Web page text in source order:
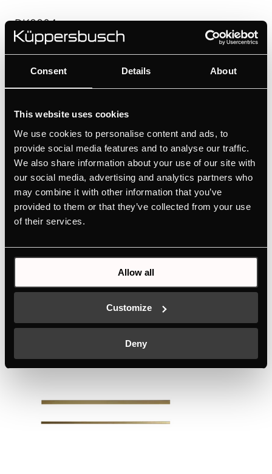
Consent Details About
This website uses cookies
We use cookies to personalise content and ads, to
provide social media features and to analyse our traffic.
We also share information about your use of our site with
our social media, advertising and analytics partners who
may combine it with other information that you’ve
provided to them or that they’ve collected from your use
of their services.
Allow all
Customize
Deny
DK8804
Ручка - Gold | для винного шкафа FKW4800 - FWK2800
DK3804
Дизайнерский набор, состоящий из 1 планки - Gold | для
Цвет